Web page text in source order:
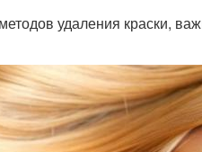
удаления краски,